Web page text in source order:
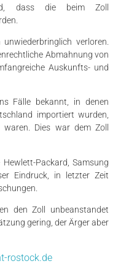
dass die beim Zoll
verloren.
Abmahnung von
Auskunfts- und
Fälle bekannt, in denen
importiert wurden,
Dies war dem Zoll
Packard, Samsung
Eindruck, in letzter Zeit
den Zoll unbeanstandet
gering, der Ärger aber
rostock.de